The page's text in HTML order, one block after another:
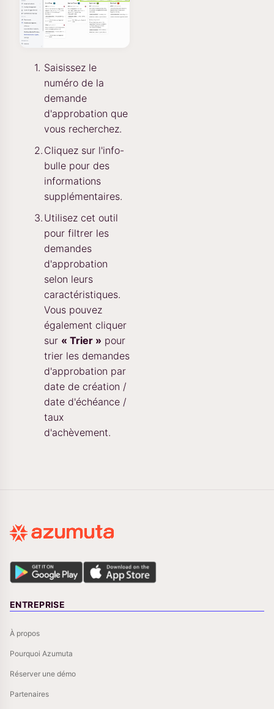
Saisissez le
numéro de la
demande
d'approbation que
vous recherchez.
Cliquez sur l'info-
bulle pour des
informations
supplémentaires.
Utilisez cet outil
pour filtrer les
demandes
d'approbation
selon leurs
caractéristiques.
Vous pouvez
également cliquer
sur « Trier » pour
trier les demandes
d'approbation par
date de création /
date d'échéance /
taux
d'achèvement.
ENTREPRISE
À propos
Pourquoi Azumuta
Réserver une démo
Partenaires